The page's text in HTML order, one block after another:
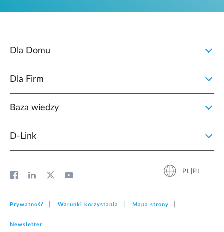
Dla Domu
Dla Firm
Baza wiedzy
D‑Link
PL|PL
Prywatność Warunki korzystania Mapa strony
Newsletter